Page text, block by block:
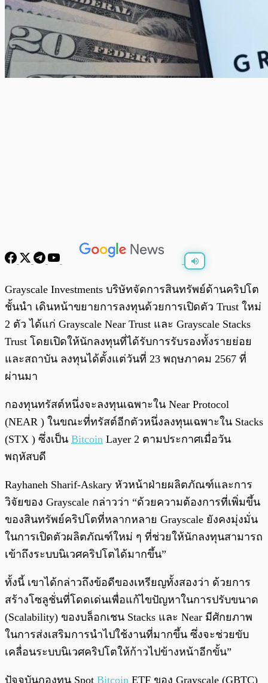
0:00 0:00
Grayscale Investments บริษัทจัดการสินทรัพย์ด้านคริปโต
ชั้นนำ เดินหน้าขยายการลงทุนด้วยการเปิดตัว Trust ใหม่
2 ตัว ได้แก่ Grayscale Near Trust และ Grayscale Stacks
Trust โดยเปิดให้นักลงทุนที่ได้รับการรับรองทั้งรายย่อย
และสถาบัน ลงทุนได้ตั้งแต่วันที่ 23 พฤษภาคม 2567 ที่
ผ่านมา
กองทุนทรัสต์หนึ่งจะลงทุนเฉพาะใน Near Protocol
(NEAR ) ในขณะที่ทรัสต์อีกตัวหนึ่งลงทุนเฉพาะใน Stacks
(STX ) ซึ่งเป็น Bitcoin Layer 2 ตามประกาศเมื่อวัน
พฤหัสบดี
Rayhaneh Sharif-Askary หัวหน้าฝ่ายผลิตภัณฑ์และการ
วิจัยของ Grayscale กล่าวว่า “ด้วยความต้องการที่เพิ่มขึ้น
ของสินทรัพย์คริปโตที่หลากหลาย Grayscale ยังคงมุ่งมั่น
ในการเปิดตัวผลิตภัณฑ์ใหม่ ๆ ที่ช่วยให้นักลงทุนสามารถ
เข้าถึงระบบนิเวศคริปโตได้มากขึ้น”
ทั้งนี้ เขาได้กล่าวถึงข้อดีของเหรียญทั้งสองว่า ด้วยการ
สร้างโซลูชั่นที่โดดเด่นเพื่อแก้ไขปัญหาในการปรับขนาด
(Scalability) ของบล็อกเชน Stacks และ Near มีศักยภาพ
ในการส่งเสริมการนำไปใช้งานที่มากขึ้น ซึ่งจะช่วยขับ
เคลื่อนระบบนิเวศคริปโตให้ก้าวไปข้างหน้าอีกขั้น”
ปัจจุบันกองทุน Spot Bitcoin ETF ของ Grayscale (GBTC)